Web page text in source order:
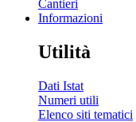
Cantieri
Informazioni
Utilità
Dati Istat
Numeri utili
Elenco siti tematici